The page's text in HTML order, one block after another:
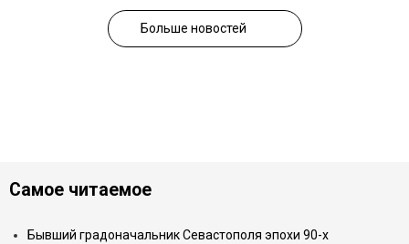
Больше новостей
Самое читаемое
Бывший градоначальник Севастополя эпохи 90-х